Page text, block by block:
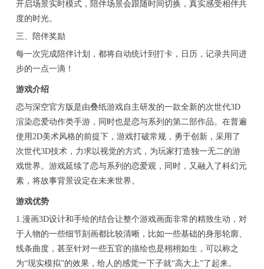
开启场景实时模式，陪伴场景会跟随时间切换，真实感受相伴共
度的时光。
三、陪伴奖励
每一次完成陪伴计划，都将自动统计到打卡，日历，记录共同进
步的一点一滴！
游戏介绍
恋与深空官方版是由叠纸游戏自主研发的一款全新的次世代3D
渲染恋爱动作类手游，同时也是恋与系列的第二部作品。在普遍
使用2D美术风格的前提下，游戏打破常规，勇于创新，采用了
次世代3D技术，力求以视觉的方式，为玩家打造独一无二的游
戏世界。游戏延续了恋与系列的恋爱观，同时，又融入了科幻元
素，将故事背景设定在未来世界。
游戏优势
1.漫画3D设计和手绘的结合让整个游戏画面非常的精致生动，对
于人物的一些细节刻画都比较清晰，比如一些基础的身形轮廓、
线条曲度，甚至针对一些五官的描绘也是栩栩如生，可以称之
为“现实模拟”的效果，给人的感觉一下子就“高大上”了起来。